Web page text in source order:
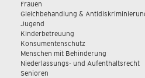
Frauen
Gleichbehandlung &
Jugend
Kinderbetreuung
Konsumentenschutz
Menschen mit Behinderung
Niederlassungs- und Aufenthaltsrecht
Senioren